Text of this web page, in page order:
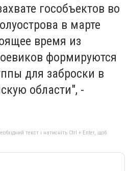
гособъектов во
в марте
время из
формируются
для заброски в
области", -
текст і натисніть Ctrl + Enter, щоб